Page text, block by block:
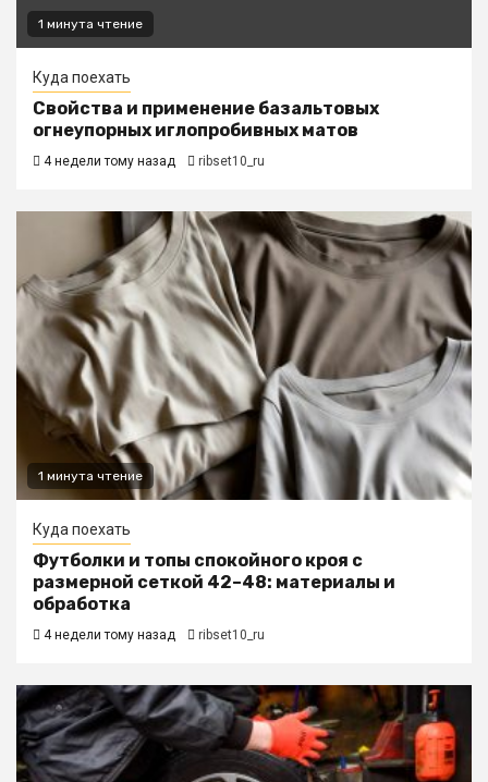
1 минута чтение
Куда поехать
Свойства и применение базальтовых
огнеупорных иглопробивных матов
4 недели тому назад ribset10_ru
1 минута чтение
Куда поехать
Футболки и топы спокойного кроя с
размерной сеткой 42–48: материалы и
обработка
4 недели тому назад ribset10_ru